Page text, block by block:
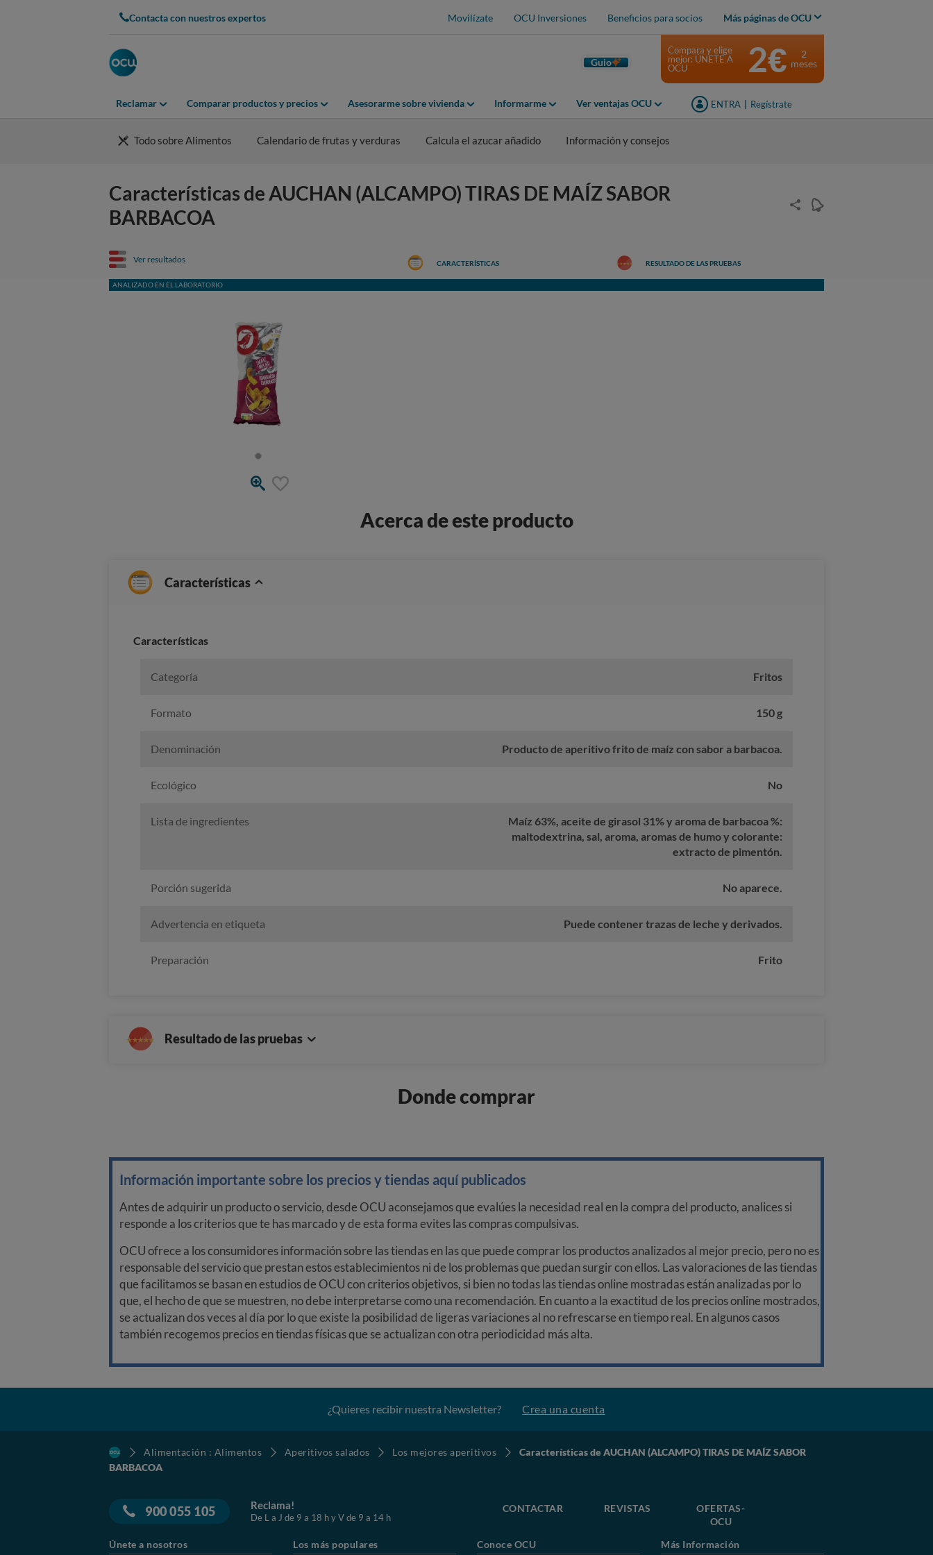
Contacta con nuestros expertos Movilízate OCU Inversiones Beneficios para socios Más páginas de OCU
Guio
Reclamar Comparar productos y precios Asesorarme sobre vivienda Informarme Ver ventajas OCU ENTRA Regístrate
Compara y elige
mejor: ÚNETE A
OCU
2€
2
meses
Todo sobre Alimentos Calendario de frutas y verduras Calcula el azucar añadido Información y consejos
Características de AUCHAN (ALCAMPO) TIRAS DE MAÍZ SABOR
BARBACOA
Ver resultados
ANALIZADO EN EL LABORATORIO
CARACTERÍSTICAS RESULTADO DE LAS PRUEBAS
Acerca de este producto
Características
Características
Categoría Fritos
Formato 150 g
Denominación Producto de aperitivo frito de maíz con sabor a barbacoa.
Ecológico No
Lista de ingredientes
Maíz 63%, aceite de girasol 31% y aroma de barbacoa %:
maltodextrina, sal, aroma, aromas de humo y colorante:
extracto de pimentón.
Porción sugerida No aparece.
Advertencia en etiqueta Puede contener trazas de leche y derivados.
Preparación Frito
Resultado de las pruebas
Donde comprar
Información importante sobre los precios y tiendas aquí publicados
Antes de adquirir un producto o servicio, desde OCU aconsejamos que evalúes la necesidad real en la compra del producto, analices si
responde a los criterios que te has marcado y de esta forma evites las compras compulsivas.
OCU ofrece a los consumidores información sobre las tiendas en las que puede comprar los productos analizados al mejor precio, pero no es
responsable del servicio que prestan estos establecimientos ni de los problemas que puedan surgir con ellos. Las valoraciones de las tiendas
que facilitamos se basan en estudios de OCU con criterios objetivos, si bien no todas las tiendas online mostradas están analizadas por lo
que, el hecho de que se muestren, no debe interpretarse como una recomendación. En cuanto a la exactitud de los precios online mostrados,
se actualizan dos veces al día por lo que existe la posibilidad de ligeras variaciones al no refrescarse en tiempo real. En algunos casos
también recogemos precios en tiendas físicas que se actualizan con otra periodicidad más alta.
¿Quieres recibir nuestra Newsletter? Crea una cuenta
Alimentación : Alimentos Aperitivos salados Los mejores aperitivos
Características de AUCHAN (ALCAMPO) TIRAS DE MAÍZ SABOR
BARBACOA
900 055 105 Reclama!
De L a J de 9 a 18 h y V de 9 a 14 h
CONTACTAR REVISTAS
OFERTAS-
OCU
Únete a nosotros Los más populares Conoce OCU Más Información